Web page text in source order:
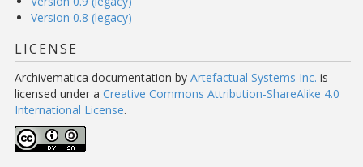
Version 0.8 (legacy)
LICENSE
Archivematica documentation by Artefactual Systems Inc. is
licensed under a Creative Commons Attribution-ShareAlike 4.0
International License.